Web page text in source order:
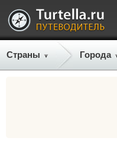
Страны Города